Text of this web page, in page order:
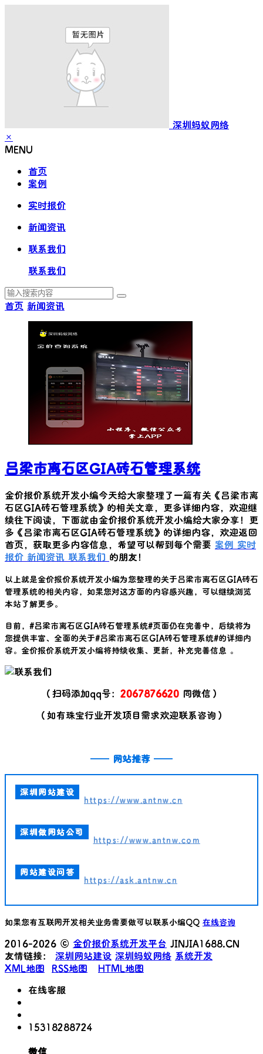
深圳蚂蚁网络
×
MENU
首页
案例
实时报价
新闻资讯
联系我们
联系我们
首页 新闻资讯
吕梁市离石区GIA砖石管理系统
金价报价系统开发小编今天给大家整理了一篇有关《吕梁市离
石区GIA砖石管理系统》的相关文章，更多详细内容，欢迎继
续往下阅读，下面就由金价报价系统开发小编给大家分享！更
多《吕梁市离石区GIA砖石管理系统》的详细内容，欢迎返回
首页，获取更多内容信息，希望可以帮到每个需要 案例 实时
报价 新闻资讯 联系我们 的朋友！
以上就是金价报价系统开发小编为您整理的关于吕梁市离石区GIA砖石
管理系统的相关内容，如果您对这方面的内容感兴趣，可以继续浏览
本站了解更多。
目前，#吕梁市离石区GIA砖石管理系统#页面仍在完善中，后续将为
您提供丰富、全面的关于#吕梁市离石区GIA砖石管理系统#的详细内
容。金价报价系统开发小编将持续收集、更新，补充完善信息 。
（扫码添加qq号： 2067876620 同微信）
（如有珠宝行业开发项目需求欢迎联系咨询）
—— 网站推荐 ——
深圳网站建设
https://www.antnw.cn
深圳做网站公司
https://www.antnw.com
网站建设问答
https://ask.antnw.cn
如果您有互联网开发相关业务需要做可以联系小编QQ 在线咨询
2016-2026 © 金价报价系统开发平台 JINJIA1688.CN
友情链接： 深圳网站建设 深圳蚂蚁网络 系统开发
XML地图
RSS地图
HTML地图
在线客服
15318288724
微信